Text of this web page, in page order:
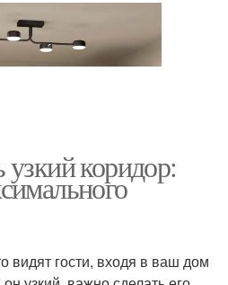
узкий коридор:
видят гости, входя в ваш дом